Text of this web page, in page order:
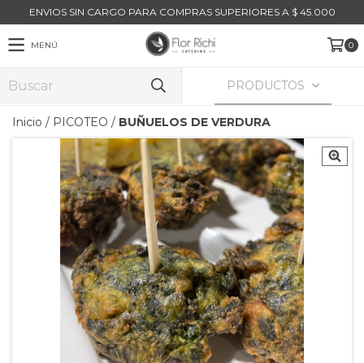
ENVIOS SIN CARGO PARA COMPRAS SUPERIORES A $ 45.000
MENÚ 0
PRODUCTOS
Inicio / PICOTEO / BUÑUELOS DE VERDURA